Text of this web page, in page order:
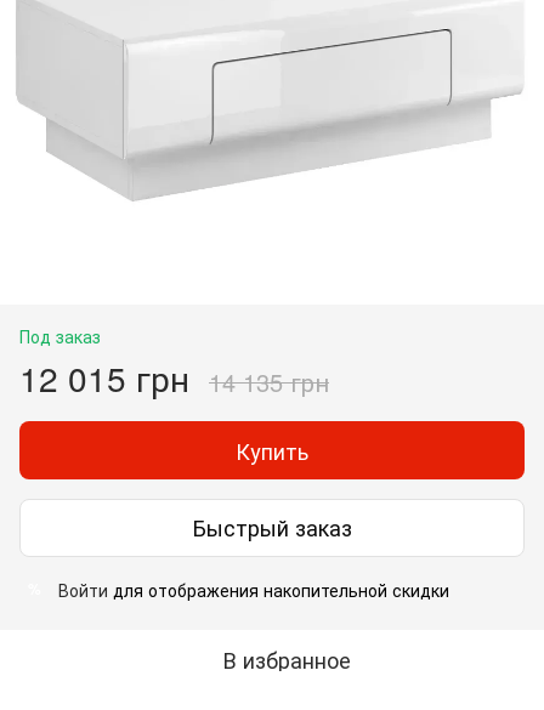
Под заказ
12 015 грн 14 135 грн
Купить
Быстрый заказ
Войти для отображения накопительной скидки
В избранное